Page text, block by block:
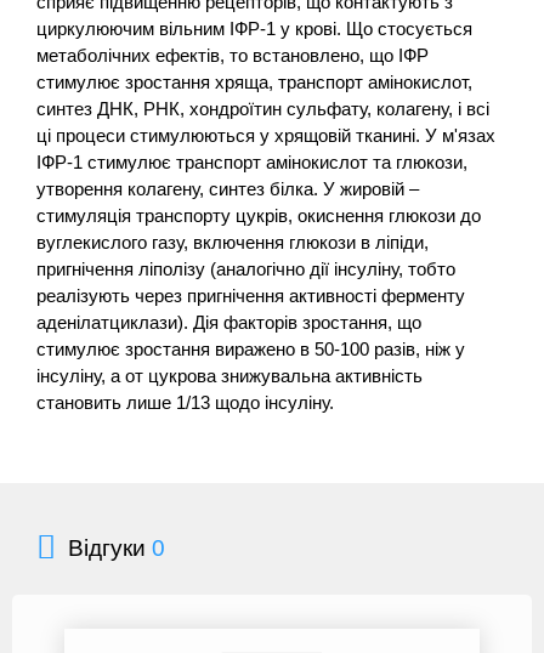
циркулюючим вільним ІФР-1 у крові. Що стосується
метаболічних ефектів, то встановлено, що ІФР
стимулює зростання хряща, транспорт амінокислот,
синтез ДНК, РНК, хондроїтин сульфату, колагену, і всі
ці процеси стимулюються у хрящовій тканині. У м'язах
ІФР-1 стимулює транспорт амінокислот та глюкози,
утворення колагену, синтез білка. У жировій –
стимуляція транспорту цукрів, окиснення глюкози до
вуглекислого газу, включення глюкози в ліпіди,
пригнічення ліполізу (аналогічно дії інсуліну, тобто
реалізують через пригнічення активності ферменту
аденілатциклази). Дія факторів зростання, що
стимулює зростання виражено в 50-100 разів, ніж у
інсуліну, а от цукрова знижувальна активність
становить лише 1/13 щодо інсуліну.
Відгуки 0